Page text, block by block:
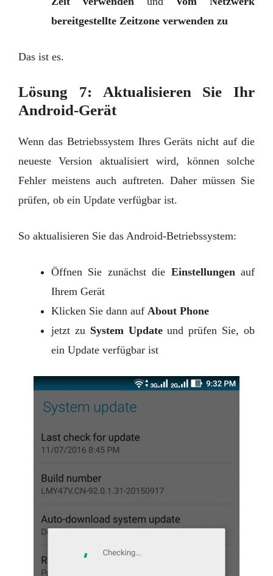
bereitgestellte Zeitzone verwenden zu
Das ist es.
Lösung 7: Aktualisieren Sie Ihr
Android-Gerät
Wenn das Betriebssystem Ihres Geräts nicht auf die
neueste Version aktualisiert wird, können solche
Fehler meistens auch auftreten. Daher müssen Sie
prüfen, ob ein Update verfügbar ist.
So aktualisieren Sie das Android-Betriebssystem:
Öffnen Sie zunächst die Einstellungenauf
Ihrem Gerät
Klicken Sie dann auf About Phone
jetzt zu System Updateund prüfen Sie, ob
ein Update verfügbar ist